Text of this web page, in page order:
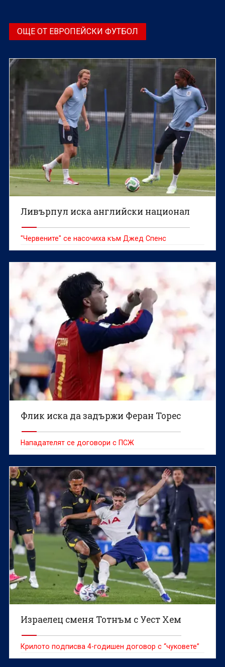
ОЩЕ ОТ ЕВРОПЕЙСКИ ФУТБОЛ
Ливърпул иска английски национал
"Червените" се насочиха към Джед Спенс
Флик иска да задържи Феран Торес
Нападателят се договори с ПСЖ
Израелец сменя Тотнъм с Уест Хем
Крилото подписва 4-годишен договор с “чуковете”